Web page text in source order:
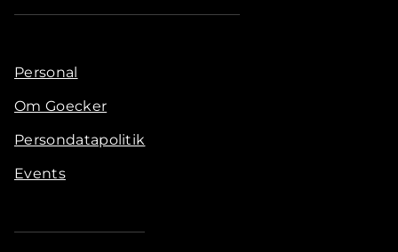
Personal
Om Goecker
Persondatapolitik
Events